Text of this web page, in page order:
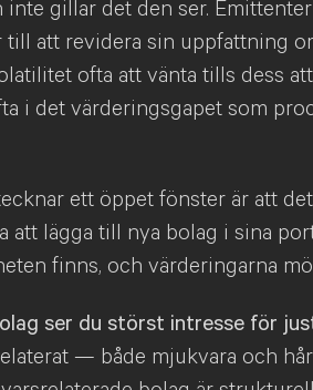
gillar det den ser.
till att revidera sin uppfattning
ofta att vänta tills dess
i det värderingsgapet som
ett öppet fönster är att
att lägga till nya bolag i sina
finns, och värderingarna
ser du störst intresse för
— både mjukvara och